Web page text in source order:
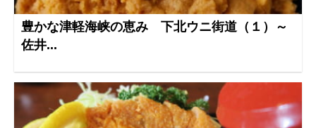
豊かな津軽海峡の恵み 下北ウニ街道（１）～
佐井...